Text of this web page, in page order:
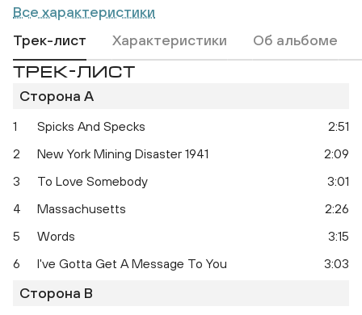
Timeless: The All-Time Greatest Hits
Все характеристики
Трек-лист
Характеристики Об альбоме
ТРЕК-ЛИСТ
Сторона A
1 Spicks And Specks
2:51
2
New York Mining Disaster 1941
2:09
3
To Love Somebody
3:01
4
Massachusetts
2:26
5
Words
3:15
6
I've Gotta Get A Message To You 3:03
Сторона B